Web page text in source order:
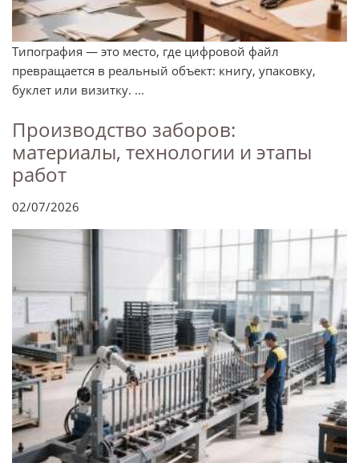
Типография — это место, где цифровой файл
превращается в реальный объект: книгу, упаковку,
буклет или визитку. ...
Производство заборов:
материалы, технологии и этапы
работ
02/07/2026